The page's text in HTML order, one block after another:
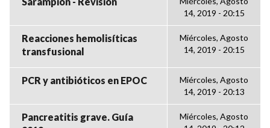
14, 2019 - 20:15
Reacciones hemolisíticas
transfusional
Miércoles, Agosto
14, 2019 - 20:15
PCR y antibióticos en EPOC
Miércoles, Agosto
14, 2019 - 20:13
Pancreatitis grave. Guía
Miércoles, Agosto